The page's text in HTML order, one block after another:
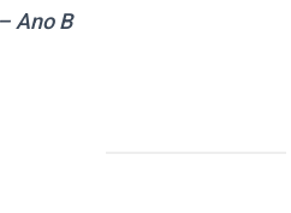
Ano B